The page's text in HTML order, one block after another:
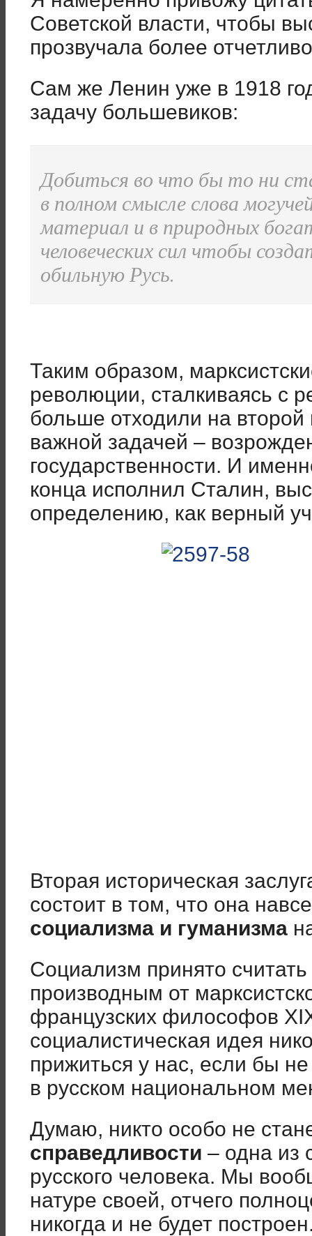
Советской власти, чтобы
прозвучала более
Сам же Ленин уже в 1918
задачу большевиков:
Добиться во что бы то ни
в полном смысле слова
материал и в природных
человеческих сил чтобы
обильную Русь.
Таким образом,
революции, сталкиваясь с
больше отходили на
важной задачей –
государственности. И
конца исполнил Сталин,
определению, как верный
Вторая историческая
состоит в том, что она
социализма и гуманизма
Социализм принято
производным от
французских философов
социалистическая идея
прижиться у нас, если бы
в русском национальном
Думаю, никто особо не
справедливости – одна из
русского человека. Мы
натуре своей, отчего
никогда и не будет